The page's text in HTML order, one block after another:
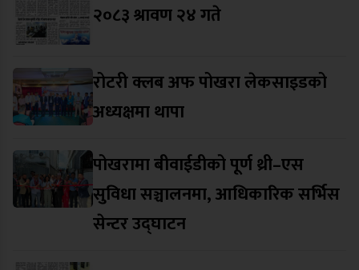
२०८३ श्रावण २४ गते
रोटरी क्लब अफ पोखरा लेकसाइडको
अध्यक्षमा थापा
पोखरामा बीवाईडीको पूर्ण थ्री–एस
सुविधा सञ्चालनमा, आधिकारिक सर्भिस
सेन्टर उद्घाटन